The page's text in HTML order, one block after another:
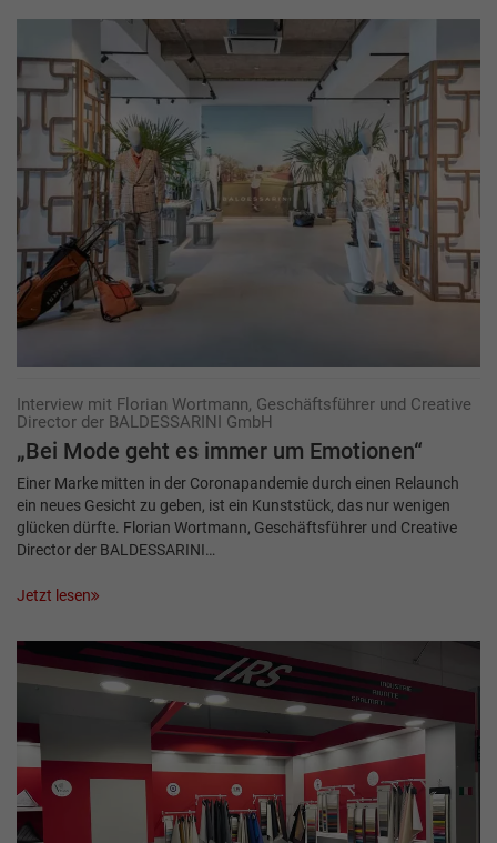
Interview mit Florian Wortmann, Geschäftsführer und Creative
Director der BALDESSARINI GmbH
„Bei Mode geht es immer um Emotionen“
Einer Marke mitten in der Coronapandemie durch einen Relaunch
ein neues Gesicht zu geben, ist ein Kunststück, das nur wenigen
glücken dürfte. Florian Wortmann, Geschäftsführer und Creative
Director der BALDESSARINI…
Jetzt lesen